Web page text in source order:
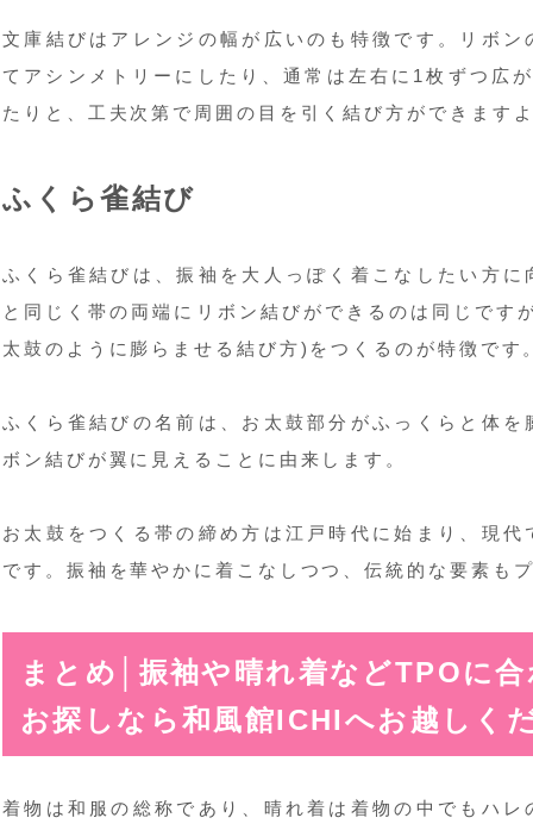
文庫結びはアレンジの幅が広いのも特徴です。リボ
てアシンメトリーにしたり、通常は左右に1枚ずつ広
たりと、工夫次第で周囲の目を引く結び方ができます
ふくら雀結び
ふくら雀結びは、振袖を大人っぽく着こなしたい方
と同じく帯の両端にリボン結びができるのは同じです
太鼓のように膨らませる結び方)をつくるのが特徴です
ふくら雀結びの名前は、お太鼓部分がふっくらと体
ボン結びが翼に見えることに由来します。
お太鼓をつくる帯の締め方は江戸時代に始まり、現
です。振袖を華やかに着こなしつつ、伝統的な要素も
まとめ│振袖や晴れ着などTPOに
お探しなら和風館ICHIへお越しく
着物は和服の総称であり、晴れ着は着物の中でもハ